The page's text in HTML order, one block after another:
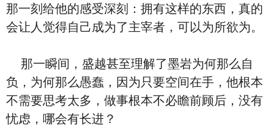
那一刻给他的感受深刻：拥有这样的东西，真的
会让人觉得自己成为了主宰者，可以为所欲为。
那一瞬间，盛越甚至理解了墨岩为何那么自
负，为何那么愚蠢，因为只要空间在手，他根本
不需要思考太多，做事根本不必瞻前顾后，没有
忧虑，哪会有长进？